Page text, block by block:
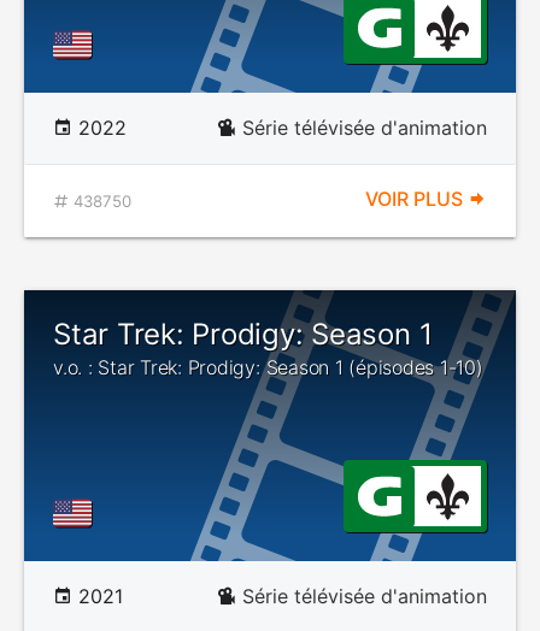
2022 Série télévisée d'animation
438750 VOIR PLUS
Star Trek: Prodigy: Season 1
v.o. : Star Trek: Prodigy: Season 1 (épisodes 1-10)
2021 Série télévisée d'animation